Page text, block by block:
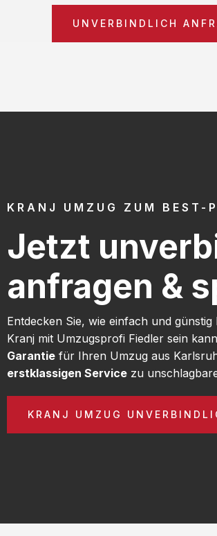
UNVERBINDLICH
KRANJ UMZUG ZUM BEST-
Jetzt
anfragen &
Entdecken Sie, wie einfach und
Kranj mit Umzugsprofi Fiedler sein
Garantie für Ihren Umzug aus
erstklassigen Service zu
KRANJ UMZUG